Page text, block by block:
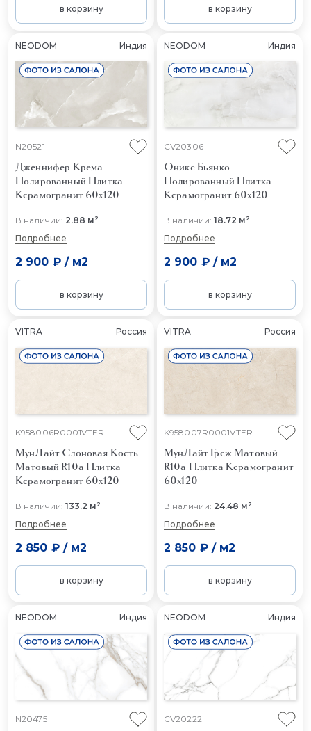
в корзину в корзину
NEODOM Индия
N20521
Дженнифер Крема
Полированный Плитка
Керамогранит 60x120
В наличии: 2.88 м2
Подробнее
2 900 ₽/ м2
в корзину
NEODOM Индия
CV20306
Оникс Бьянко
Полированный Плитка
Керамогранит 60x120
В наличии: 18.72 м2
Подробнее
2 900 ₽/ м2
в корзину
VITRA Россия
K958006R0001VTER
МунЛайт Слоновая Кость
Матовый R10a Плитка
Керамогранит 60x120
В наличии: 133.2 м2
Подробнее
2 850 ₽/ м2
в корзину
VITRA Россия
K958007R0001VTER
МунЛайт Греж Матовый
R10a Плитка Керамогранит
60x120
В наличии: 24.48 м2
Подробнее
2 850 ₽/ м2
в корзину
NEODOM Индия
N20475
NEODOM Индия
CV20222